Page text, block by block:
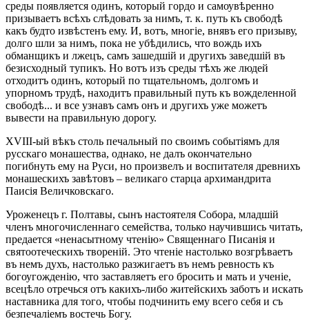
среды появляется одинъ, который гордо и самоувѣренно
призываетъ всѣхъ слѣдовать за нимъ, т. к. путь къ свободѣ
какъ будто извѣстенъ ему. И, вотъ, многіе, внявъ его призыву,
долго шли за нимъ, пока не убѣдились, что вождь ихъ
обманщикъ и лжецъ, самъ зашедшій и другихъ заведшій въ
безисходный тупикъ. Но вотъ изъ среды тѣхъ же людей
отходитъ одинъ, который по тщательномъ, долгомъ и
упорномъ трудѣ, находитъ правильный путь къ вожделенной
свободѣ... и все узнавъ самъ онъ и другихъ уже можетъ
вывести на правильную дорогу.
ХVІІІ-ый вѣкъ столь печальный по своимъ событіямъ для
русскаго монашества, однако, не далъ окончательно
погибнуть ему на Руси, но произвелъ и воспитателя древнихъ
монашескихъ завѣтовъ – великаго старца архимандрита
Паисія Величковскаго.
Уроженецъ г. Полтавы, сынъ настоятеля Собора, младшій
членъ многочисленнаго семейства, только научившись читать,
предается «ненасытному чтенію» Священнаго Писанія и
святоотеческихъ твореній. Это чтеніе настолько возгрѣваетъ
въ немъ духъ, настолько разжигаетъ въ немъ ревность къ
богоугожденію, что заставляетъ его бросить и мать и ученіе,
всецѣло отречься отъ какихъ-либо житейскихъ заботъ и искать
наставника для того, чтобы подчинить ему всего себя и съ
безпечаліемъ востечь Богу.